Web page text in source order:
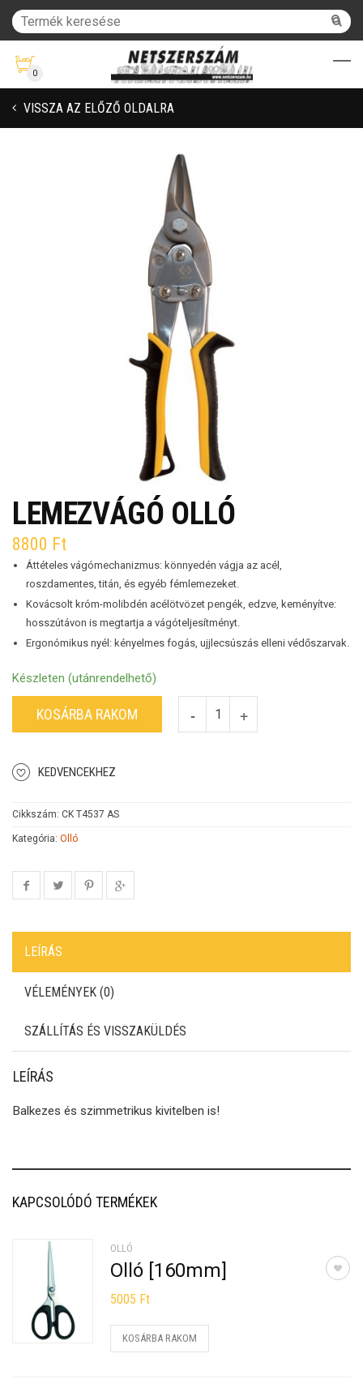
0
VISSZA AZ ELŐZŐ OLDALRA
LEMEZVÁGÓ OLLÓ
8800 Ft
Áttételes vágómechanizmus: könnyedén vágja az acél,
roszdamentes, titán, és egyéb fémlemezeket.
Kovácsolt króm-molibdén acélötvözet pengék, edzve, keményítve:
hosszútávon is megtartja a vágóteljesítményt.
Ergonómikus nyél: kényelmes fogás, ujjlecsúszás elleni védőszarvak.
Készleten (utánrendelhető)
KOSÁRBA RAKOM
KEDVENCEKHEZ
Cikkszám: CK T4537 AS
Kategória: Olló
LEÍRÁS
VÉLEMÉNYEK (0)
SZÁLLÍTÁS ÉS VISSZAKÜLDÉS
LEÍRÁS
Balkezes és szimmetrikus kivitelben is!
KAPCSOLÓDÓ TERMÉKEK
OLLÓ
Olló [160mm]
5005 Ft
KOSÁRBA RAKOM